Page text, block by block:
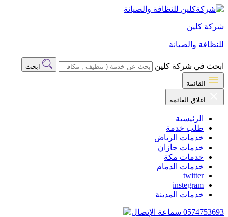
شركة كلين
للنظافة والصيانة
ابحث في شركة كلين ابحث
القائمة
اغلاق القائمة
الرئيسية
طلب خدمة
خدمات الرياض
خدمات جازان
خدمات مكة
خدمات الدمام
twitter
instegram
خدمات المدينة
0574753693